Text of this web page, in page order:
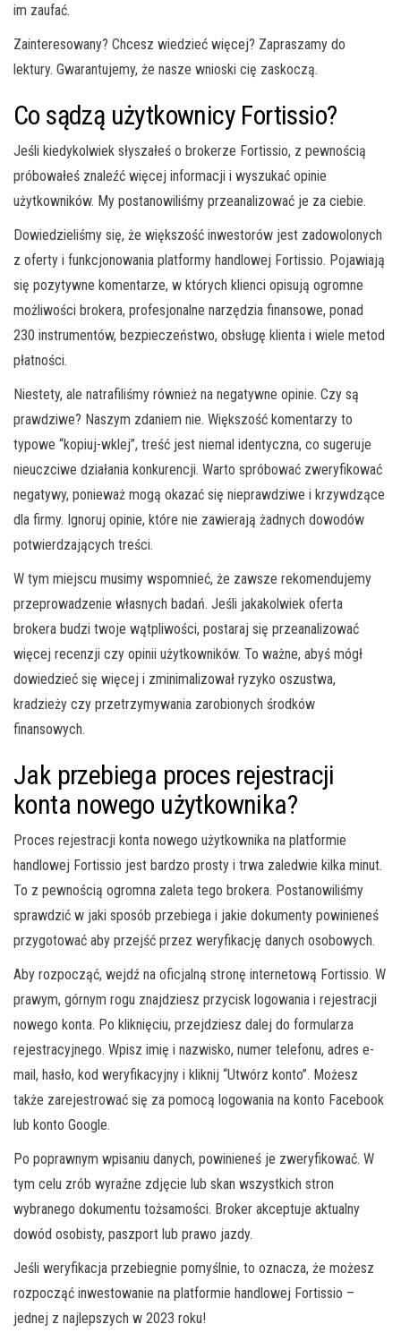
im zaufać.
Zainteresowany? Chcesz wiedzieć więcej? Zapraszamy do
lektury. Gwarantujemy, że nasze wnioski cię zaskoczą.
Co sądzą użytkownicy Fortissio?
Jeśli kiedykolwiek słyszałeś o brokerze Fortissio, z pewnością
próbowałeś znaleźć więcej informacji i wyszukać opinie
użytkowników. My postanowiliśmy przeanalizować je za ciebie.
Dowiedzieliśmy się, że większość inwestorów jest zadowolonych
z oferty i funkcjonowania platformy handlowej Fortissio. Pojawiają
się pozytywne komentarze, w których klienci opisują ogromne
możliwości brokera, profesjonalne narzędzia finansowe, ponad
230 instrumentów, bezpieczeństwo, obsługę klienta i wiele metod
płatności.
Niestety, ale natrafiliśmy również na negatywne opinie. Czy są
prawdziwe? Naszym zdaniem nie. Większość komentarzy to
typowe “kopiuj-wklej”, treść jest niemal identyczna, co sugeruje
nieuczciwe działania konkurencji. Warto spróbować zweryfikować
negatywy, ponieważ mogą okazać się nieprawdziwe i krzywdzące
dla firmy. Ignoruj opinie, które nie zawierają żadnych dowodów
potwierdzających treści.
W tym miejscu musimy wspomnieć, że zawsze rekomendujemy
przeprowadzenie własnych badań. Jeśli jakakolwiek oferta
brokera budzi twoje wątpliwości, postaraj się przeanalizować
więcej recenzji czy opinii użytkowników. To ważne, abyś mógł
dowiedzieć się więcej i zminimalizował ryzyko oszustwa,
kradzieży czy przetrzymywania zarobionych środków
finansowych.
Jak przebiega proces rejestracji
konta nowego użytkownika?
Proces rejestracji konta nowego użytkownika na platformie
handlowej Fortissio jest bardzo prosty i trwa zaledwie kilka minut.
To z pewnością ogromna zaleta tego brokera. Postanowiliśmy
sprawdzić w jaki sposób przebiega i jakie dokumenty powinieneś
przygotować aby przejść przez weryfikację danych osobowych.
Aby rozpocząć, wejdź na oficjalną stronę internetową Fortissio. W
prawym, górnym rogu znajdziesz przycisk logowania i rejestracji
nowego konta. Po kliknięciu, przejdziesz dalej do formularza
rejestracyjnego. Wpisz imię i nazwisko, numer telefonu, adres e-
mail, hasło, kod weryfikacyjny i kliknij “Utwórz konto”. Możesz
także zarejestrować się za pomocą logowania na konto Facebook
lub konto Google.
Po poprawnym wpisaniu danych, powinieneś je zweryfikować. W
tym celu zrób wyraźne zdjęcie lub skan wszystkich stron
wybranego dokumentu tożsamości. Broker akceptuje aktualny
dowód osobisty, paszport lub prawo jazdy.
Jeśli weryfikacja przebiegnie pomyślnie, to oznacza, że możesz
rozpocząć inwestowanie na platformie handlowej Fortissio –
jednej z najlepszych w 2023 roku!